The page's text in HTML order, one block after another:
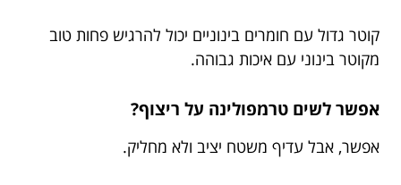
קוטר גדול עם חומרים בינוניים יכול להרגיש פחות טוב
מקוטר בינוני עם איכות גבוהה.
אפשר לשים טרמפולינה על ריצוף?
אפשר, אבל עדיף משטח יציב ולא מחליק.